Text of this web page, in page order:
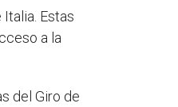
Estas
a la
del Giro de